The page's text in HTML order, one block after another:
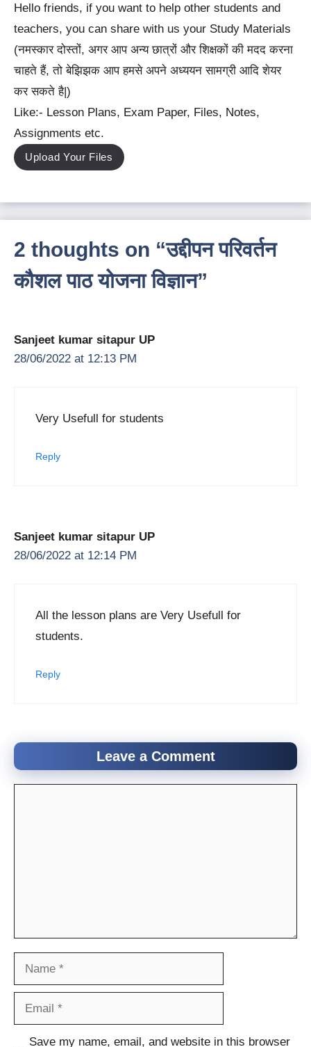
Hello friends, if you want to help other students and
teachers, you can share with us your Study Materials
(नमस्कार दोस्तों, अगर आप अन्य छात्रों और शिक्षकों की मदद करना
चाहते हैं, तो बेझिझक आप हमसे अपने अध्ययन सामग्री आदि शेयर
कर सकते है|)
Like:- Lesson Plans, Exam Paper, Files, Notes,
Assignments etc.
Upload Your Files
2 thoughts on “उद्दीपन परिवर्तन
कौशल पाठ योजना विज्ञान”
Sanjeet kumar sitapur UP
28/06/2022 at 12:13 PM
Very Usefull for students
Reply
Sanjeet kumar sitapur UP
28/06/2022 at 12:14 PM
All the lesson plans are Very Usefull for
students.
Reply
Leave a Comment
Website
Save my name, email, and website in this browser